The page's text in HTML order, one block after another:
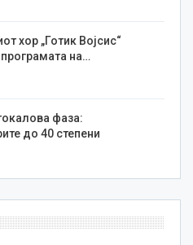
хор „Готик Војсис“
на…
фаза:
до 40 степени